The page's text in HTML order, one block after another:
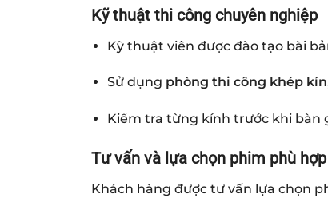
Kỹ thuật thi công chuyên nghiệp
Kỹ thuật viên được đào tạo bài
Sử dụng phòng thi công khép kín
Kiểm tra từng kính trước khi bàn
Tư vấn và lựa chọn phim phù hợp
Khách hàng được tư vấn lựa chọn